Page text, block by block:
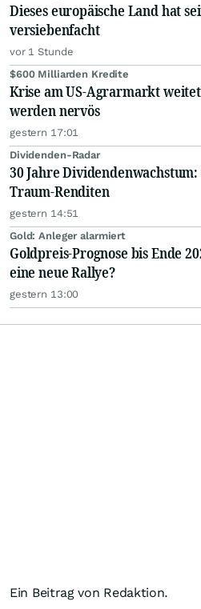
Dieses europäische Land hat
versiebenfacht
vor 1 Stunde
$600 Milliarden Kredite
Krise am US-Agrarmarkt
werden nervös
gestern 17:01
Dividenden-Radar
30 Jahre
Traum-Renditen
gestern 14:51
Gold: Anleger alarmiert
Goldpreis-Prognose bis Ende
eine neue Rallye?
gestern 13:00
Ein Beitrag von Redaktion.